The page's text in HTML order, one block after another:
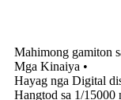
Mahimong gamiton
Mga Kinaiya •
Hayag nga Digital
Hangtod sa 1/15000